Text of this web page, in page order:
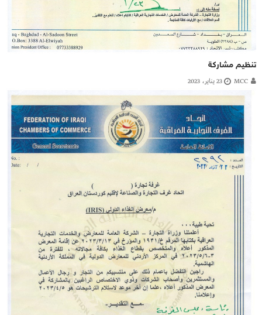
تنظيم مشاركة
MCC 23 يناير، 2023